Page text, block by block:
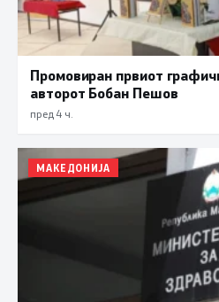
Промовиран првиот
авторот Бобан Пешов
пред 4 ч.
МАКЕДОНИЈА